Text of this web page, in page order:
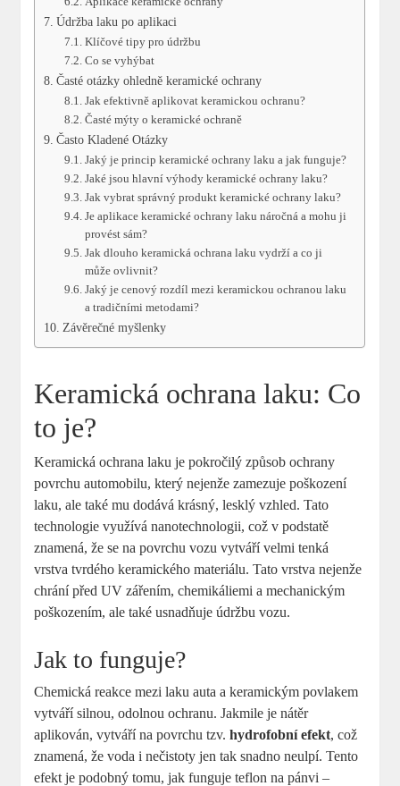
Údržba laku po aplikaci
Klíčové tipy pro údržbu
Co se vyhýbat
Časté otázky ohledně keramické ochrany
Jak efektivně aplikovat keramickou ochranu?
Časté mýty o keramické ochraně
Často Kladené Otázky
Jaký je princip keramické ochrany laku a jak funguje?
Jaké jsou hlavní výhody keramické ochrany laku?
Jak vybrat správný produkt keramické ochrany laku?
Je aplikace keramické ochrany laku náročná a mohu ji
provést sám?
Jak dlouho keramická ochrana laku vydrží a co ji
může ovlivnit?
Jaký je cenový rozdíl mezi keramickou ochranou laku
a tradičními metodami?
Závěrečné myšlenky
Keramická ochrana laku: Co
to je?
Keramická ochrana laku je pokročilý způsob ochrany
povrchu automobilu, který nejenže zamezuje poškození
laku, ale také mu dodává krásný, lesklý vzhled. Tato
technologie využívá nanotechnologii, což v podstatě
znamená, že se na povrchu vozu vytváří velmi tenká
vrstva tvrdého keramického materiálu. Tato vrstva nejenže
chrání před UV zářením, chemikáliemi a mechanickým
poškozením, ale také usnadňuje údržbu vozu.
Jak to funguje?
Chemická reakce mezi laku auta a keramickým povlakem
vytváří silnou, odolnou ochranu. Jakmile je nátěr
aplikován, vytváří na povrchu tzv.hydrofobní efekt, což
znamená, že voda i nečistoty jen tak snadno neulpí. Tento
efekt je podobný tomu, jak funguje teflon na pánvi –